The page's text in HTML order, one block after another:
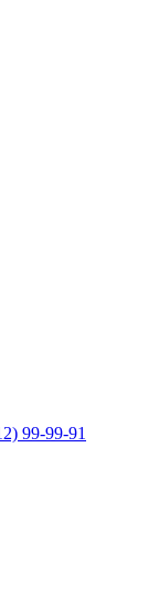
99-99-91